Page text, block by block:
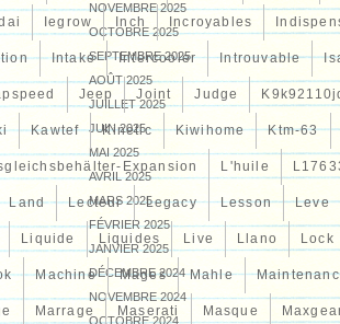
Iegrow Inch Incroyables
Intake Intercooler Introuvable
Jeep Joint Judge
Kawtef Kinetic Kiwihome Ktm-63
Expansion L'huile
Land Lecteur Legacy Lesson Leve
Liquide Liquides Live Llano Lock
Machine Mages Mahle
Marrage Maserati Masque
NOVEMBRE 2025
OCTOBRE 2025
SEPTEMBRE 2025
AOÛT 2025
JUILLET 2025
JUIN 2025
MAI 2025
AVRIL 2025
MARS 2025
FÉVRIER 2025
JANVIER 2025
DÉCEMBRE 2024
NOVEMBRE 2024
OCTOBRE 2024